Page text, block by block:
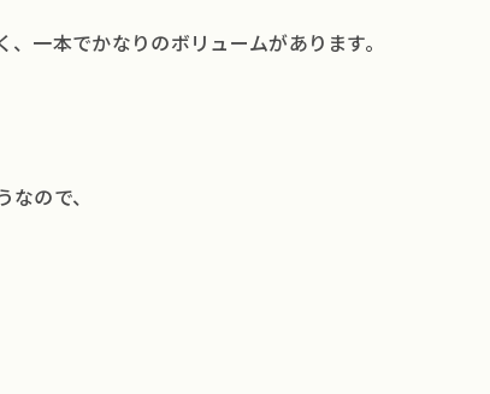
一本でかなりのボリュームがあります。
ので、